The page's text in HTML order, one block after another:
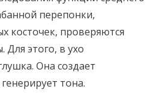
перепонки,
косточек, проверяются
Для этого, в ухо
Она создает
тона.